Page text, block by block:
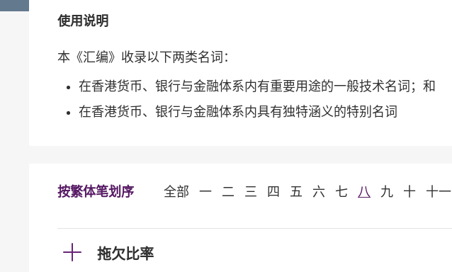
使用说明
本《汇编》收录以下两类名词：
在香港货币、银行与金融体系内有重要用途的一般技术名词；和
在香港货币、银行与金融体系内具有独特涵义的特别名词
按繁体笔划序 全部 一 二 三 四 五 六 七 八 九 十 十一
拖欠比率